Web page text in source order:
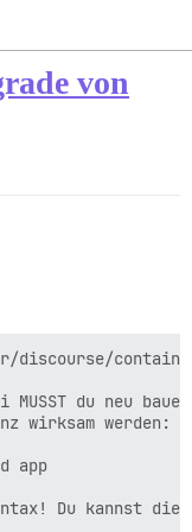
von
discourse/
du neu
wirksam werden:
app
Du kannst